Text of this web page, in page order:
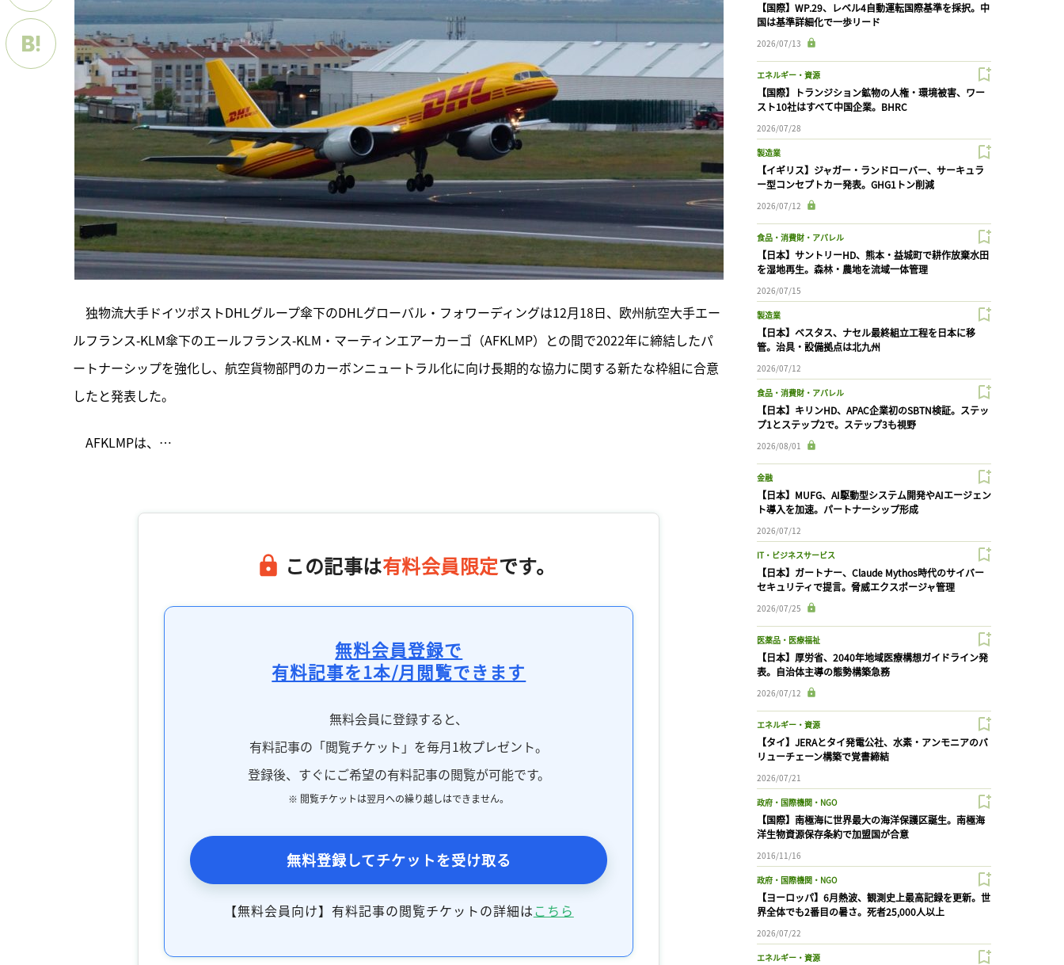
独物流大手ドイツポストDHLグループ傘下のDHLグローバル・フォワーディングは12月18日、欧州航空大手エー
ルフランス‐KLM傘下のエールフランス‐KLM・マーティンエアーカーゴ（AFKLMP）との間で2022年に締結したパ
ートナーシップを強化し、航空貨物部門のカーボンニュートラル化に向け長期的な協力に関する新たな枠組に合意
したと発表した。
AFKLMPは、…
この記事は有料会員限定です。
無料会員登録で
有料記事を1本/月閲覧できます
無料会員に登録すると、
有料記事の「閲覧チケット」を毎月1枚プレゼント。
登録後、すぐにご希望の有料記事の閲覧が可能です。
※ 閲覧チケットは翌月への繰り越しはできません。
無料登録してチケットを受け取る
【無料会員向け】有料記事の閲覧チケットの詳細はこちら
【国際】WP.29、レベル4自動運転国際基準を採択。中
国は基準詳細化で一歩リード
2026/07/13
エネルギー・資源
【国際】トランジション鉱物の人権・環境被害、ワー
スト10社はすべて中国企業。BHRC
2026/07/28
製造業
【イギリス】ジャガー・ランドローバー、サーキュラ
ー型コンセプトカー発表。GHG1トン削減
2026/07/12
食品・消費財・アパレル
【日本】サントリーHD、熊本・益城町で耕作放棄水田
を湿地再生。森林・農地を流域一体管理
2026/07/15
製造業
【日本】ベスタス、ナセル最終組立工程を日本に移
管。治具・設備拠点は北九州
2026/07/12
食品・消費財・アパレル
【日本】キリンHD、APAC企業初のSBTN検証。ステッ
プ1とステップ2で。ステップ3も視野
2026/08/01
金融
【日本】MUFG、AI駆動型システム開発やAIエージェン
ト導入を加速。パートナーシップ形成
2026/07/12
IT・ビジネスサービス
【日本】ガートナー、Claude Mythos時代のサイバー
セキュリティで提言。脅威エクスポージャ管理
2026/07/25
医薬品・医療福祉
【日本】厚労省、2040年地域医療構想ガイドライン発
表。自治体主導の態勢構築急務
2026/07/12
エネルギー・資源
【タイ】JERAとタイ発電公社、水素・アンモニアのバ
リューチェーン構築で覚書締結
2026/07/21
政府・国際機関・NGO
【国際】南極海に世界最大の海洋保護区誕生。南極海
洋生物資源保存条約で加盟国が合意
2016/11/16
政府・国際機関・NGO
【ヨーロッパ】6月熱波、観測史上最高記録を更新。世
界全体でも2番目の暑さ。死者25,000人以上
2026/07/22
エネルギー・資源